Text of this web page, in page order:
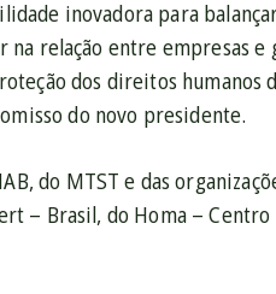
inovadora para
relação entre empresas
dos direitos humanos
do novo presidente.
do MTST e das
– Brasil, do Homa –